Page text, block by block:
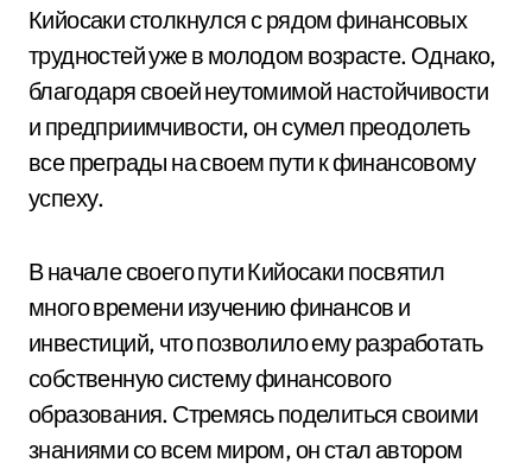
Кийосаки столкнулся с рядом финансовых
трудностей уже в молодом возрасте. Однако,
благодаря своей неутомимой настойчивости
и предприимчивости, он сумел преодолеть
все преграды на своем пути к финансовому
успеху.
В начале своего пути Кийосаки посвятил
много времени изучению финансов и
инвестиций, что позволило ему разработать
собственную систему финансового
образования. Стремясь поделиться своими
знаниями со всем миром, он стал автором